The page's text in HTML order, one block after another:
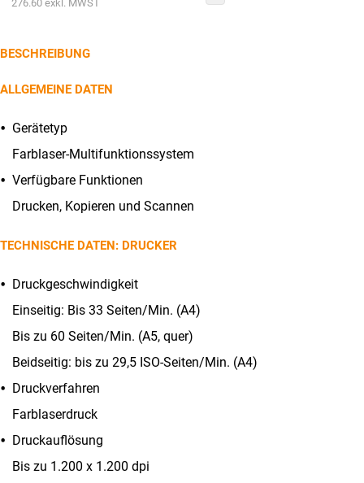
ist:
276.60 exkl. MWST
BESCHREIBUNG
ALLGEMEINE DATEN
Gerätetyp
Farblaser-Multifunktionssystem
Verfügbare Funktionen
Drucken, Kopieren und Scannen
TECHNISCHE DATEN: DRUCKER
Druckgeschwindigkeit
Einseitig: Bis 33 Seiten/Min. (A4)
Bis zu 60 Seiten/Min. (A5, quer)
Beidseitig: bis zu 29,5 ISO-Seiten/Min. (A4)
Druckverfahren
Farblaserdruck
Druckauflösung
Bis zu 1.200 x 1.200 dpi